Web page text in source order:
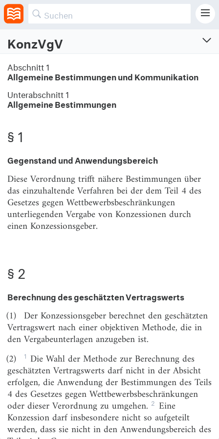
KonzVgV
Verordnung über die Vergabe von Konzessionen
Vom 12.4.2016 (BGBl. I S. 624, 683)
Zuletzt geändert am 12.5.2026 (BGBl. I S. Nr. 137)
Abschnitt 1
Unterabschnitt 1
Allgemeine Bestimmungen
§ 1
Gegenstand und Anwendungsbereich
§ 2
Berechnung des geschätzten Vertragswerts
§ 3
Laufzeit von Konzessionen
§ 6
Unterabschnitt 2
Kommunikation; Bekanntmachungen
§ 7
Grundsätze der Kommunikation
Anforderungen an die verwendeten elektronischen
Mittel
§ 8a
Erstellung und Übermittlung von
Bekanntmachungen; Datenaustauschstandard
eForms
§ 9
Anforderungen an den Einsatz elektronischer Mittel
im Vergabeverfahren
Abschnitt 1
Allgemeine Bestimmungen und Kommunikation
Unterabschnitt 1
Allgemeine Bestimmungen
§ 1
Gegenstand und Anwendungsbereich
Diese Verordnung trifft nähere Bestimmungen über
das einzuhaltende Verfahren bei der dem Teil 4 des
Gesetzes gegen Wettbewerbsbeschränkungen
unterliegenden Vergabe von Konzessionen durch
einen Konzessionsgeber.
§ 2
Berechnung des geschätzten Vertragswerts
(1) Der Konzessionsgeber berechnet den geschätzten
Vertragswert nach einer objektiven Methode, die in
den Vergabeunterlagen anzugeben ist.
(2)
1 Die Wahl der Methode zur Berechnung des
geschätzten Vertragswerts darf nicht in der Absicht
erfolgen, die Anwendung der Bestimmungen des Teils
4 des Gesetzes gegen Wettbewerbsbeschränkungen
oder dieser Verordnung zu umgehen. 2 Eine
Konzession darf insbesondere nicht so aufgeteilt
werden, dass sie nicht in den Anwendungsbereich des